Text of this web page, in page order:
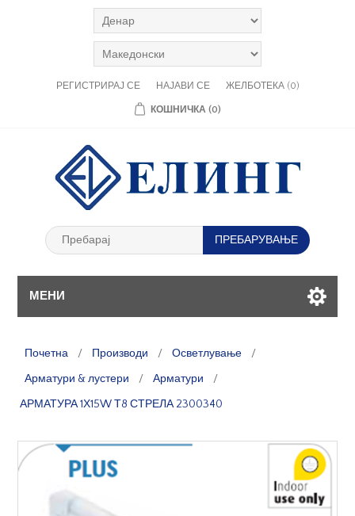
РЕГИСТРИРАЈ СЕ НАЈАВИ СЕ ЖЕЛБОТЕКА (0)
КОШНИЧКА (0)
МЕНИ
Почетна / Производи / Осветлување
/
Арматури & лустери
/ Арматури
/
АРМАТУРА 1Х15W Т8 СТРЕЛА 2300340